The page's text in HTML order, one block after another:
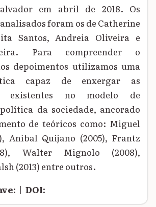
em abril de 2018. Os
foram os de Catherine
Santos, Andreia Oliveira e
Para compreender o
depoimentos utilizamos uma
capaz de enxergar as
existentes no modelo de
da sociedade, ancorado
de teóricos como: Miguel
Aníbal Quijano (2005), Frantz
Walter Mignolo (2008),
(2013) entre outros.
| DOI: